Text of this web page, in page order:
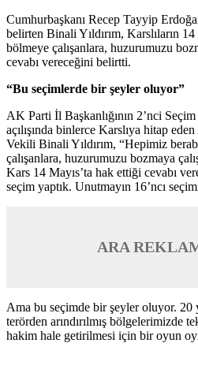
Cumhurbaşkanı Recep Tayyip
belirten Binali Yıldırım, Karslıların 14
bölmeye çalışanlara, huzurumuzu
cevabı vereceğini belirtti.
“Bu seçimlerde bir şeyler oluyor”
AK Parti İl Başkanlığının 2’nci
açılışında binlerce Karslıya hitap
Vekili Binali Yıldırım, “Hepimiz
çalışanlara, huzurumuzu bozmaya
Kars 14 Mayıs’ta hak ettiği cevabı
seçim yaptık. Unutmayın 16’ncı
ARA
Ama bu seçimde bir şeyler oluyor. 20
terörden arındırılmış bölgelerimizde
hakim hale getirilmesi için bir oyun